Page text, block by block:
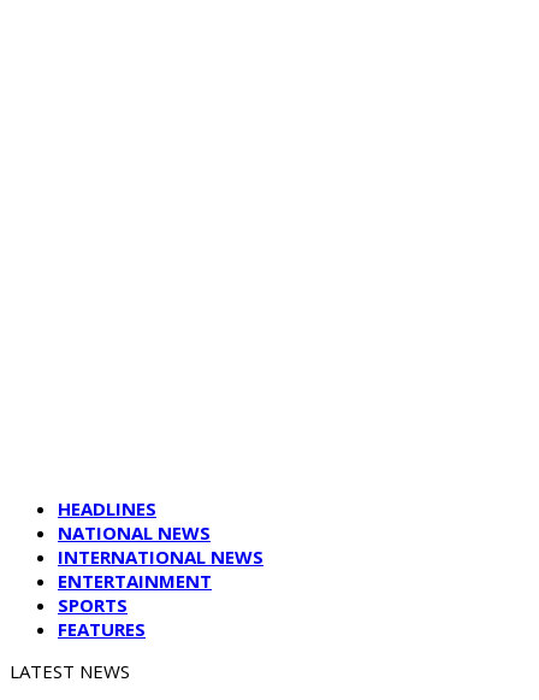
HEADLINES
NATIONAL NEWS
INTERNATIONAL NEWS
ENTERTAINMENT
SPORTS
FEATURES
LATEST NEWS